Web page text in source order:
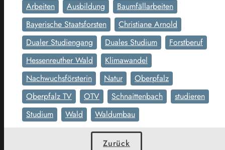
Arbeiten Ausbildung
Baumfällarbeiten
Bayerische Staatsforsten
Christiane Arnold
Dualer Studiengang
Duales Studium
Forstberuf
Hessenreuther Wald
Klimawandel
Nachwuchsförsterin
Natur
Oberpfalz
Oberpfalz TV
OTV Schnaittenbach
studieren
Studium
Wald Waldumbau
Zurück